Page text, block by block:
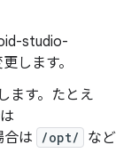
studio-
します。
ます。たとえ
合は /opt/
など